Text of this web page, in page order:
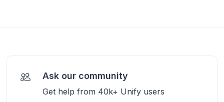
Ask our community
Get help from 40k+ Unify users